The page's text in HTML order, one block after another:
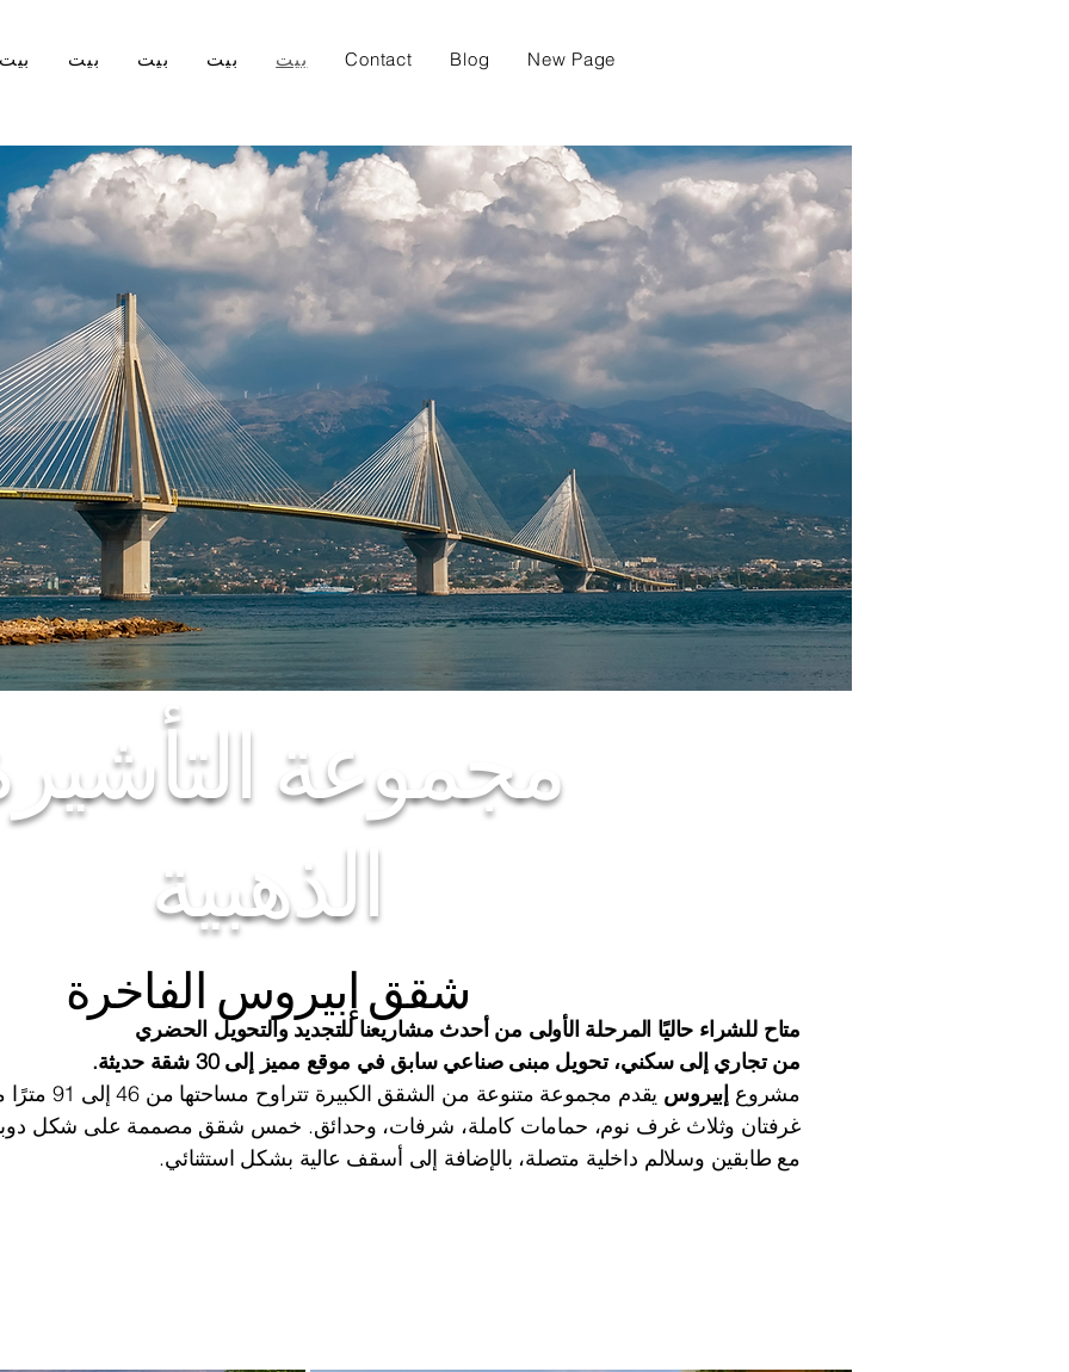
بيت بيت بيت بيت Contact Blog New Page
مجموعة
الذهبية
شقق إبيروس الفاخرة
متاح للشراء حاليًا المرحلة الأولى من أحدث مشاريعنا للتجديد والتحويل الحضري
من تجاري إلى سكني، تحويل مبنى صناعي سابق في موقع مميز إلى 30 شقة حديثة.
مشروع إبيروس يقدم مجموعة متنوعة من الشقق الكبيرة تتراوح مساحتها من 46 إلى 91 مترًا مربعًا، وتتميز بواحدة،
غرفتان وثلاث غرف نوم، حمامات كاملة، شرفات، وحدائق. خمس شقق مصممة على شكل
مع طابقين وسلالم داخلية متصلة، بالإضافة إلى أسقف عالية بشكل استثنائي.